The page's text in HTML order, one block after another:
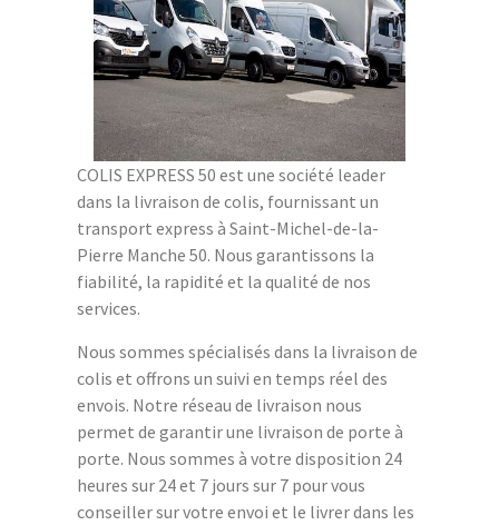
COLIS EXPRESS 50 est une société leader
dans la livraison de colis, fournissant un
transport express à Saint-Michel-de-la-
Pierre Manche 50. Nous garantissons la
fiabilité, la rapidité et la qualité de nos
services.
Nous sommes spécialisés dans la livraison de
colis et offrons un suivi en temps réel des
envois. Notre réseau de livraison nous
permet de garantir une livraison de porte à
porte. Nous sommes à votre disposition 24
heures sur 24 et 7 jours sur 7 pour vous
conseiller sur votre envoi et le livrer dans les